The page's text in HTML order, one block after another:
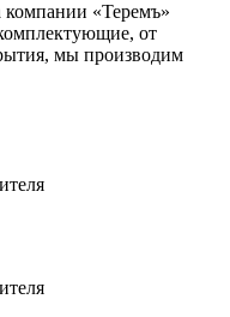
компании «Теремъ»
от
мы производим